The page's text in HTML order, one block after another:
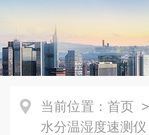
当前位置： 首页 >
水分温湿度速测仪